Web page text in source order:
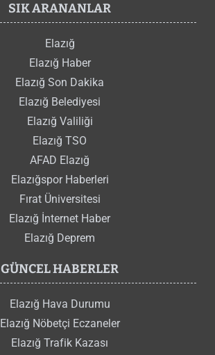
SIK ARANANLAR
Elazığ
Elazığ Haber
Elazığ Son Dakika
Elazığ Belediyesi
Elazığ Valiliği
Elazığ TSO
AFAD Elazığ
Elazığspor Haberleri
Fırat Üniversitesi
Elazığ İnternet Haber
Elazığ Deprem
GÜNCEL HABERLER
Elazığ Hava Durumu
Elazığ Nöbetçi Eczaneler
Elazığ Trafik Kazası